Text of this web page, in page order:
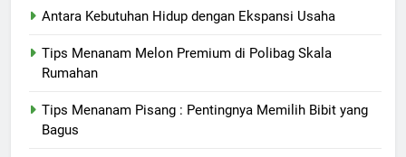
Antara Kebutuhan Hidup dengan Ekspansi Usaha
Tips Menanam Melon Premium di Polibag Skala
Rumahan
Tips Menanam Pisang : Pentingnya Memilih Bibit yang
Bagus